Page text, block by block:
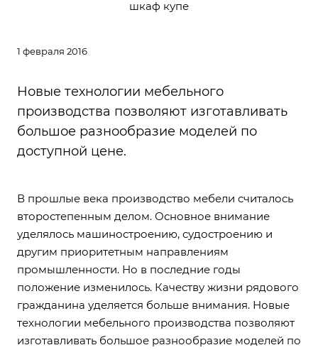
1 февраля 2016
Новые технологии мебельного
производства позволяют изготавливать
большое разнообразие моделей по
доступной цене.
В прошлые века производство мебели считалось
второстепенным делом. Основное внимание
уделялось машиностроению, судостроению и
другим приоритетным направлениям
промышленности. Но в последние годы
положение изменилось. Качеству жизни рядового
гражданина уделяется больше внимания. Новые
технологии мебельного производства позволяют
изготавливать большое разнообразие моделей по